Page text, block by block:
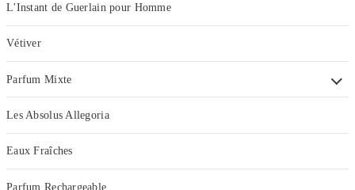
L'Instant de Guerlain pour Homme
Vétiver
Parfum Mixte
Les Absolus Allegoria
Eaux Fraîches
Parfum Rechargeable